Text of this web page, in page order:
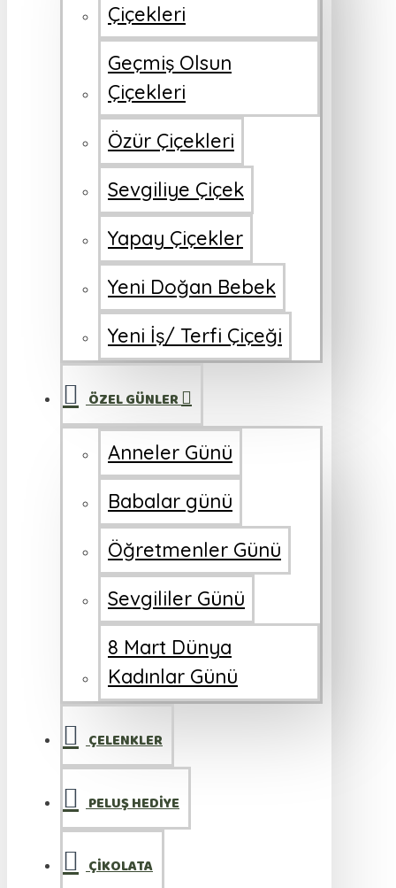
Çiçekleri
Geçmiş Olsun
Çiçekleri
Özür Çiçekleri
Sevgiliye Çiçek
Yapay Çiçekler
Yeni Doğan Bebek
Yeni İş/ Terfi Çiçeği
ÖZEL GÜNLER
Anneler Günü
Babalar günü
Öğretmenler Günü
Sevgililer Günü
8 Mart Dünya
Kadınlar Günü
ÇELENKLER
PELUŞ HEDİYE
ÇİKOLATA